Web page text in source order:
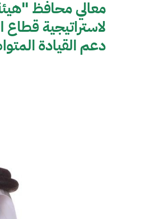
معالي محافظ
دعم القيادة